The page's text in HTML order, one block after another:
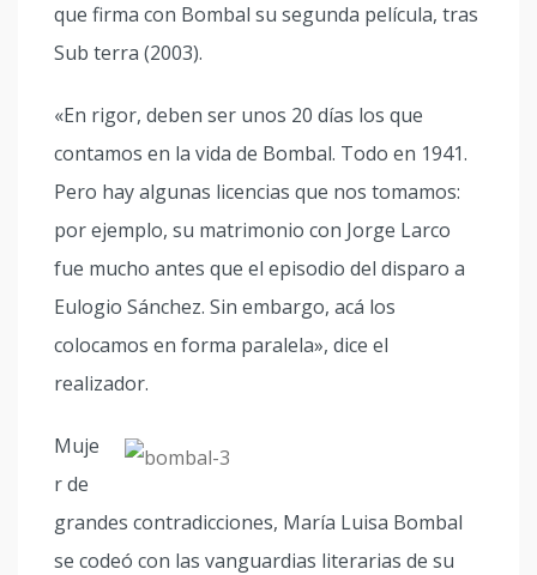
que firma con Bombal su segunda película, tras
Sub terra (2003).
«En rigor, deben ser unos 20 días los que
contamos en la vida de Bombal. Todo en 1941.
Pero hay algunas licencias que nos tomamos:
por ejemplo, su matrimonio con Jorge Larco
fue mucho antes que el episodio del disparo a
Eulogio Sánchez. Sin embargo, acá los
colocamos en forma paralela», dice el
realizador.
Muje
r de
grandes contradicciones, María Luisa Bombal
se codeó con las vanguardias literarias de su